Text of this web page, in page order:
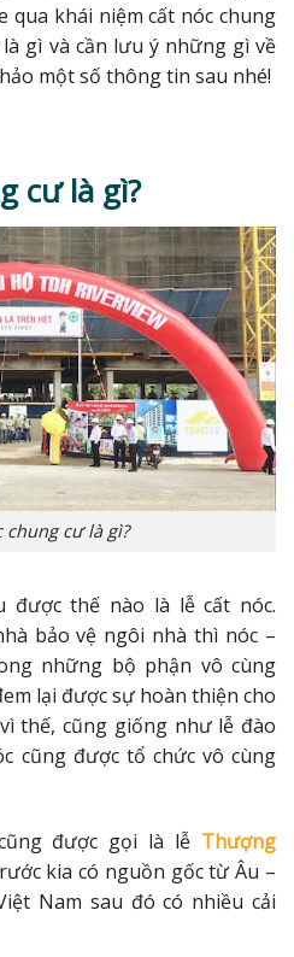
qua khái niệm cất nóc chung
gì và cần lưu ý những gì về
một số thông tin sau nhé!
cư là gì?
chung cư là gì?
được thế nào là lễ cất nóc.
bảo vệ ngôi nhà thì nóc –
những bộ phận vô cùng
lại được sự hoàn thiện cho
thế, cũng giống như lễ đào
cũng được tổ chức vô cùng
được gọi là lễ Thượng
kia có nguồn gốc từ Âu –
Nam sau đó có nhiều cải